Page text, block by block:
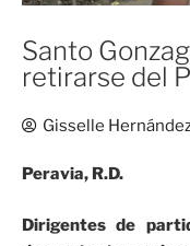
Santo
retirarse del
Gisselle
Peravia, R.D.
Dirigentes de